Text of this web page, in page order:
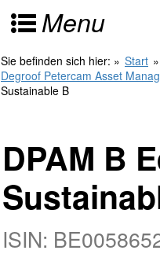
Menu
Sie befinden sich hier: » Start »
Degroof Petercam Asset
Sustainable B
DPAM B
ISIN: